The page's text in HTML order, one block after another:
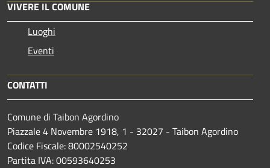
VIVERE IL COMUNE
Luoghi
Eventi
CONTATTI
Comune di Taibon Agordino
Piazzale 4 Novembre 1918, 1 - 32027 - Taibon Agordino
Codice Fiscale: 80002540252
Partita IVA: 00593640253